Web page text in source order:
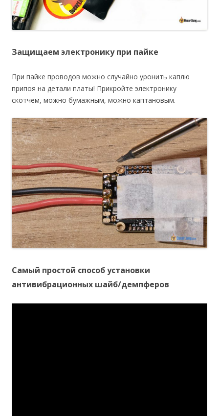
Защищаем электронику при пайке
При пайке проводов можно случайно уронить каплю
припоя на детали платы! Прикройте электронику
скотчем, можно бумажным, можно каптановым.
Самый простой способ установки
антивибрационных шайб/демпферов